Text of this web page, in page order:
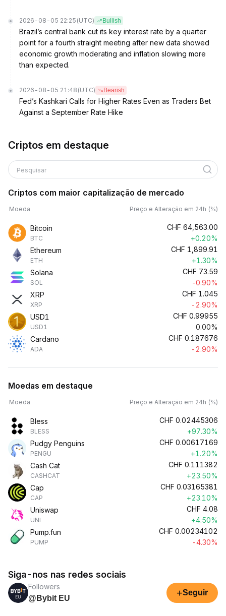
2026-08-05 22:25 (UTC) Bullish
Brazil’s central bank cut its key interest rate by a quarter
point for a fourth straight meeting after new data showed
economic growth moderating and inflation slowing more
than expected.
2026-08-05 21:48 (UTC) Bearish
Fed’s Kashkari Calls for Higher Rates Even as Traders Bet
Against a September Rate Hike
Criptos em destaque
Pesquisar
Criptos com maior capitalização de mercado
Moeda Preço e Alteração em 24h (%)
Bitcoin
BTC
CHF 64,563.00
+0.20%
Ethereum
ETH
CHF 1,899.91
+1.30%
Solana
SOL
CHF 73.59
-0.90%
XRP
XRP
CHF 1.045
-2.90%
USD1
USD1
CHF 0.99955
0.00%
Cardano
ADA
CHF 0.187676
-2.90%
Moedas em destaque
Moeda Preço e Alteração em 24h (%)
Bless
BLESS
CHF 0.02445306
+97.30%
Pudgy Penguins
PENGU
CHF 0.00617169
+1.20%
Cash Cat
CASHCAT
CHF 0.111382
+23.50%
Cap
CAP
CHF 0.03165381
+23.10%
Uniswap
UNI
CHF 4.08
+4.50%
Pump.fun
PUMP
CHF 0.00234102
-4.30%
Siga-nos nas redes sociais
Followers
@Bybit EU
+Seguir